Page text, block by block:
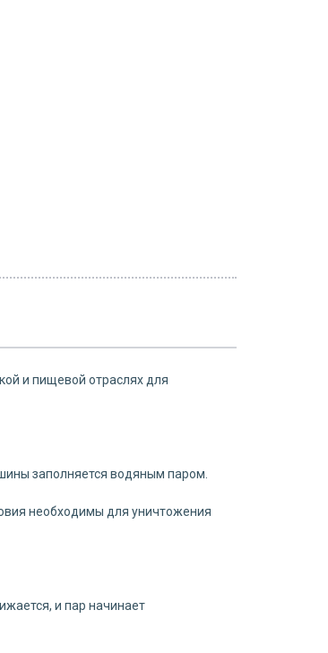
и пищевой отраслях для
заполняется водяным паром.
необходимы для уничтожения
и пар начинает